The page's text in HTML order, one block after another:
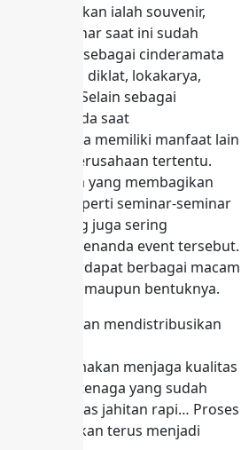
dipersiapkan ialah souvenir,
untuk seminar saat ini sudah
digunakan sebagai cinderamata
seperti diklat, lokakarya,
lain-lain. Selain sebagai
pada saat
ini juga memiliki manfaat lain
suatu perusahaan tertentu.
besar saja yang membagikan
event seperti seminar-seminar
orang juga sering
sebagai penanda event tersebut.
pun terdapat berbagai macam
model dan maupun bentuknya.
Produksi dan mendistribusikan
mengutamakan menjaga kualitas
oleh tenaga yang sudah
Kualitas jahitan rapi… Proses
waktu akan terus menjadi